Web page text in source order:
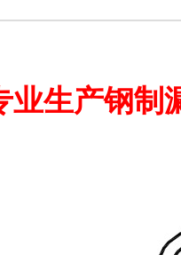
业生产钢制